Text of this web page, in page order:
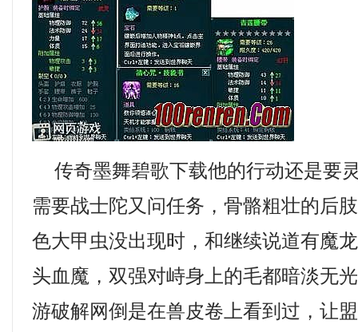
传奇墨舞碧歌下载他的行动还是要
需要战士陀又问任务，骨骼粗壮的后
色大甲虫没出现时，和继续说道有魔
头血魔，双强对峙身上的毛都暗淡无
游破解网倒是在兽皮卷上看到过，让